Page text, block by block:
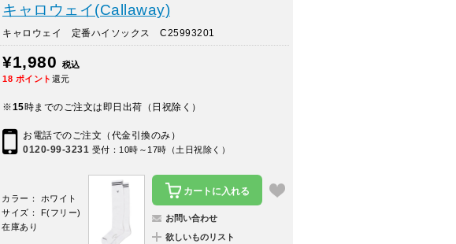
キャロウェイ(Callaway)
キャロウェイ 定番ハイソックス C25993201
¥1,980
税込
18 ポイント 還元
※15時までのご注文は即日出荷（日祝除く）
お電話でのご注文（代金引換のみ）
0120-99-3231 受付：10時～17時（土日祝除く）
カラー： ホワイト
サイズ： F(フリー)
在庫あり
カートに入れる
お問い合わせ
欲しいものリスト